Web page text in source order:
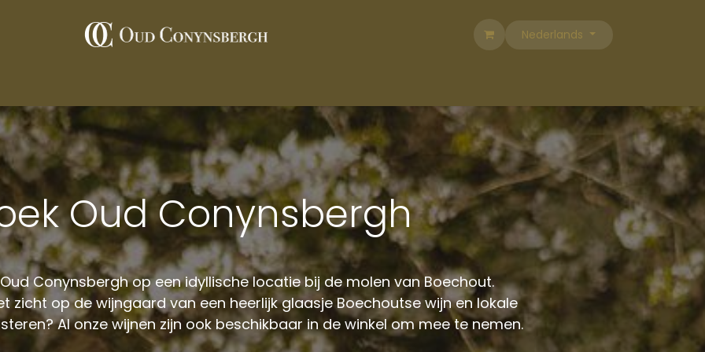
Nederlands
Oud Conynsbergh
Conynsbergh op een idyllische locatie bij de molen van Boechout.
zicht op de wijngaard van een heerlijk glaasje Boechoutse wijn en lokale
Al onze wijnen zijn ook beschikbaar in de winkel om mee te nemen.